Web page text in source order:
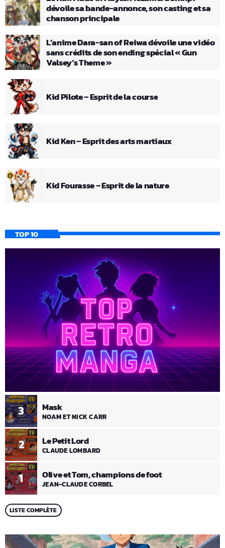
dévoile sa bande-annonce, son casting et sa
chanson principale
L’anime Dara-san of Reiwa dévoile une vidéo
sans crédits de son ending spécial « Gun
Valsey’s Theme »
Kid Pilote – Esprit de la course
Kid Ken – Esprit des arts martiaux
Kid Fourasse – Esprit de la nature
TOP 10
1 Olive et Tom, champions de foot
JEAN-CLAUDE CORBEL
2 Le Petit Lord
CLAUDE LOMBARD
3 Mask
NOAM ET NICK CARR
LISTE COMPLÈTE